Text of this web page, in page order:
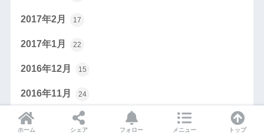
2017年2月 17
2017年1月 22
2016年12月 15
2016年11月 24
2016年10月 34
ホーム シェア フォロー メニュー トップ